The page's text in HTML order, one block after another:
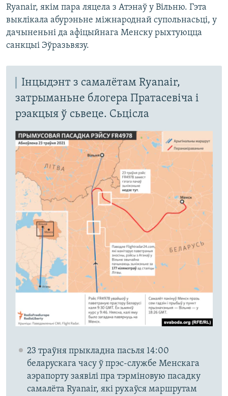
Ryanair, якім пара ляцела з Атэнаў у Вільню. Гэта
выклікала абурэньне міжнароднай супольнасьці, у
дачыненьні да афіцыйнага Менску рыхтуюцца
санкцыі Эўразьвязу.
Інцыдэнт з самалётам Ryanair,
затрыманьне блогера Пратасевіча і
рэакцыя ў сьвеце. Сьцісла
23 траўня прыкладна пасьля 14:00
беларускага часу ў прэс-службе Менскага
аэрапорту заявілі пра тэрміновую пасадку
самалёта Ryanair, які рухаўся маршрутам